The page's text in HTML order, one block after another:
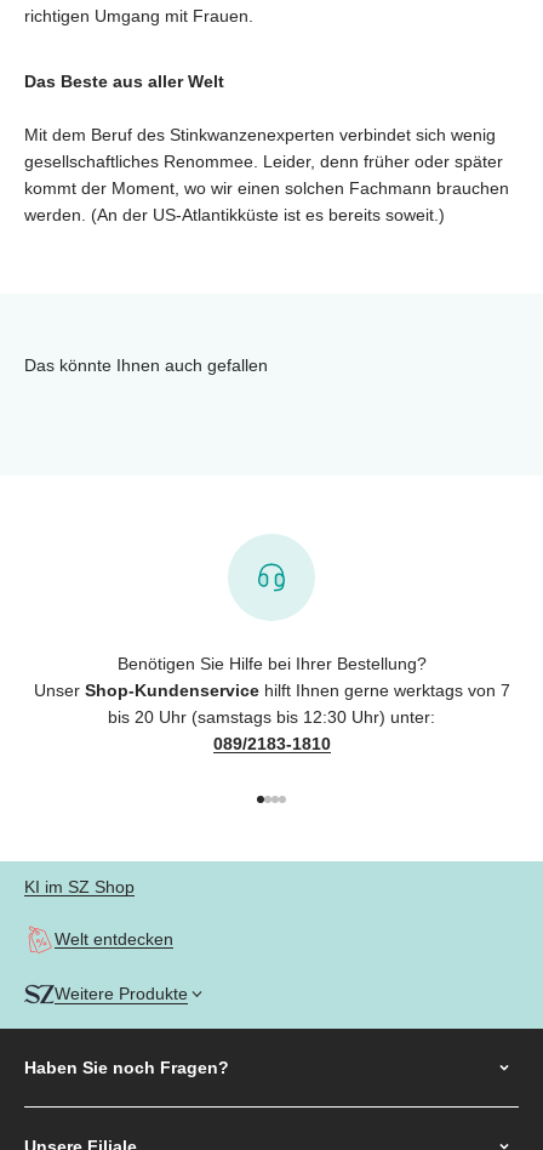
richtigen Umgang mit Frauen.
Das Beste aus aller Welt
Mit dem Beruf des Stinkwanzenexperten verbindet sich wenig
gesellschaftliches Renommee. Leider, denn früher oder später
kommt der Moment, wo wir einen solchen Fachmann brauchen
werden. (An der US-Atlantikküste ist es bereits soweit.)
Das könnte Ihnen auch gefallen
Benötigen Sie Hilfe bei Ihrer Bestellung?
Unser Shop-Kundenservicehilft Ihnen gerne werktags von 7
bis 20 Uhr (samstags bis 12:30 Uhr) unter:
089/2183-1810
KI im SZ Shop
Welt entdecken
Weitere Produkte
Haben Sie noch Fragen?